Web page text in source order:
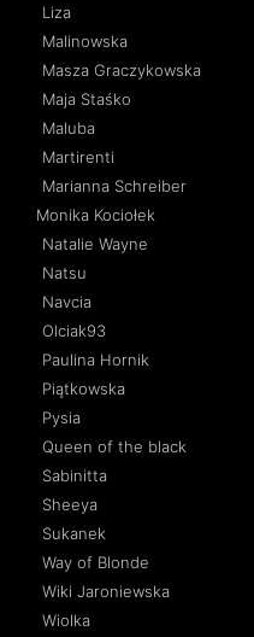
Liza
Malinowska
Masza Graczykowska
Maja Staśko
Maluba
Martirenti
Marianna Schreiber
Monika Kociołek
Natalie Wayne
Natsu
Navcia
Olciak93
Paulina Hornik
Piątkowska
Pysia
Queen of the black
Sabinitta
Sheeya
Sukanek
Way of Blonde
Wiki Jaroniewska
Wiolka